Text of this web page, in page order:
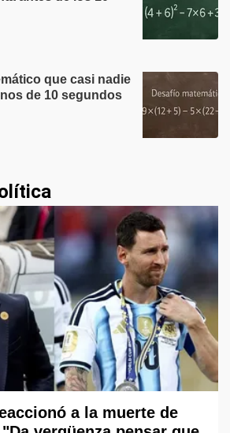
que casi nadie
de 10 segundos
a la muerte de